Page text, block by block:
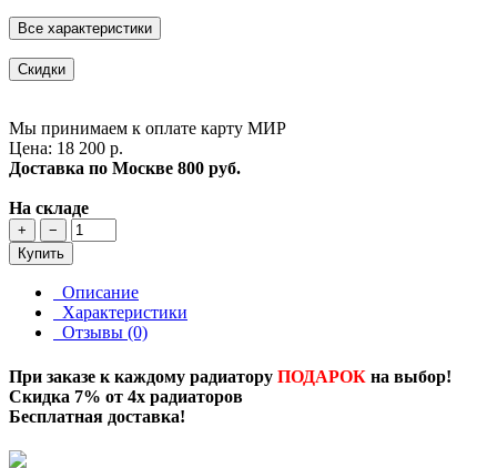
Все характеристики
Скидки
Мы принимаем к оплате карту МИР
Цена: 18 200 р.
Доставка по Москве 800 руб.
На складе
+
−
Купить
Описание
Характеристики
Отзывы (0)
При заказе к каждому радиатору ПОДАРОК на выбор!
Скидка 7% от 4х радиаторов
Бесплатная доставка!